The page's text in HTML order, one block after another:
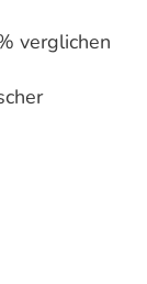
verglichen